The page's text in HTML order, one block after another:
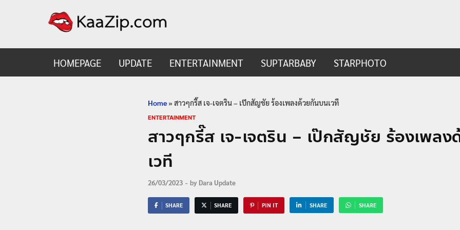
HOMEPAGE UPDATE ENTERTAINMENT SUPTARBABY STARPHOTO
Home»สาวๆกรี๊ส เจ-เจตริน – เป๊กสัญชัย ร้องเพลงด้วยกันบนเวที
ENTERTAINMENT
สาวๆกรี๊ส เจ-เจตริน – เป๊กสัญชัย ร้องเพล
เวที
26/03/2023 - by Dara Update
SHARE SHARE PIN IT SHARE SHARE